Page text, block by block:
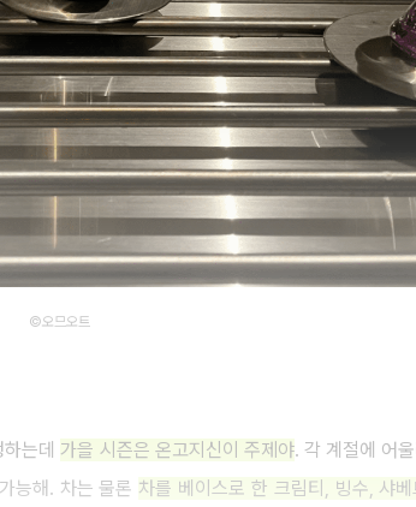
©오므오트
는데 가을 시즌은 온고지신이 주제야. 각 계절에 어
능해. 차는 물론 차를 베이스로 한 크림티, 빙수, 샤